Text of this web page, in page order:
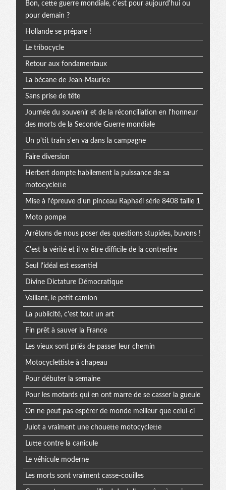
Bon, cette guerre mondiale, c'est pour aujourd'hui ou
pour demain ?
Hollande se prépare !
Le tribocycle
Retour aux fondamentaux
La bécane de Jean-Maurice
Sans prise de tête
Journée du souvenir et de la réconciliation en l'honneur
des morts de la Seconde Guerre mondiale
Un p'tit train s'en va dans la campagne
Faire diversion
Herbert dompte habilement la puissance de sa
motocyclette
Mise à l'épreuve d'un pinceau Raphaël série 8408 taille 1
Moto pompe
Arrêtons de nous poser des questions stupides, buvons !
C'est la vérité et il va être difficile de la contredire
Seul l'idéal est essentiel
Divine Dictature Démocratique
Vaillant, le petit camion
La publicité, c'est tout un art
Fin prêt à sauver la France
Les vieux sont priés de passer leur chemin
Motocyclettiste à chapeau
Pour débuter la semaine
Pour les motards qui en ont marre de se casser la gueule
On ne peut pas espérer de monde meilleur que celui-ci
Julot a vraiment une chouette motocyclette
Lutte contre la canicule
Le véhicule moderne
Les morts sont vraiment casse-couilles